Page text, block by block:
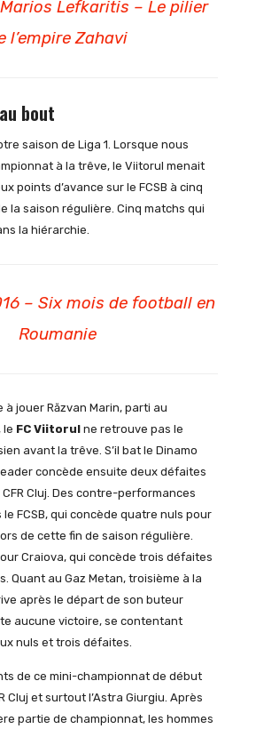
Marios Lefkaritis – Le pilier
l’empire Zahavi
bout
saison de Liga 1. Lorsque nous
à la trêve, le Viitorul menait
points d’avance sur le FCSB à cinq
la saison régulière. Cinq matchs qui
la hiérarchie.
– Six mois de football en
Roumanie
à jouer Răzvan Marin, parti au
le FC Viitorulne retrouve pas le
avant la trêve. S’il bat le Dinamo
concède ensuite deux défaites
Cluj. Des contre-performances
FCSB, qui concède quatre nuls pour
de cette fin de saison régulière.
Craiova, qui concède trois défaites
Quant au Gaz Metan, troisième à la
après le départ de son buteur
aucune victoire, se contentant
nuls et trois défaites.
de ce mini-championnat de début
Cluj et surtout l’Astra Giurgiu. Après
partie de championnat, les hommes